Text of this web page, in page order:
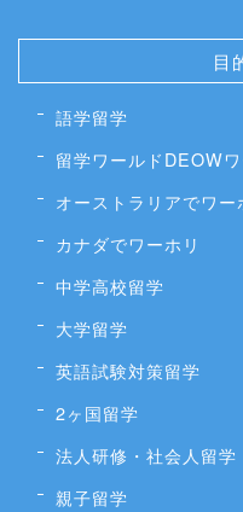
目
語学留学
留学ワールドDEOW
オーストラリアでワー
カナダでワーホリ
中学高校留学
大学留学
英語試験対策留学
2ヶ国留学
法人研修・社会人留学
親子留学